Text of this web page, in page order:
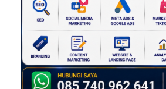
Perkembangan dunia
industri tidak hanya
mengubah cara
perusahaan
memproduksi barang,…